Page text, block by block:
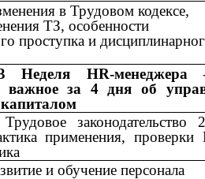
в Трудовом кодексе,
ТЗ, особенности
проступка и
Неделя HR-менеджера
важное за 4 дня об
законодательство
применения,
и обучение персонала